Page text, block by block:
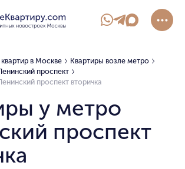
в Москве
Квартиры возле метро
проспект
проспект вторичка
у метро
проспект